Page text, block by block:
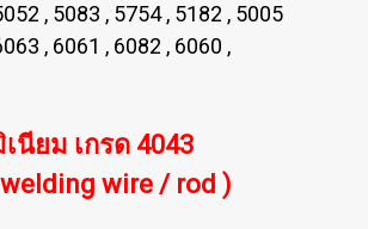
, 5083 , 5754 , 5182 , 5005
, 6061 , 6082 , 6060 ,
นียม เกรด 4043
wire / rod )